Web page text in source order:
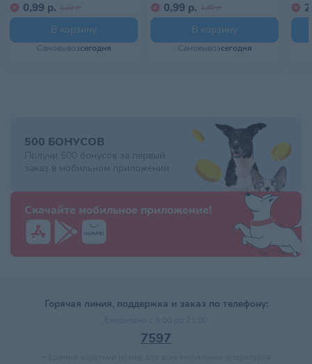
0,99 р. 1,22 р.
В корзину
Самовывозсегодня
0,99 р. 1,40 р.
В корзину
Самовывозсегодня
500 БОНУСОВ
Получи 500 бонусов за первый
заказ в мобильном приложении
Скачайте мобильное приложение!
Горячая линия, поддержка и заказ по телефону:
7597